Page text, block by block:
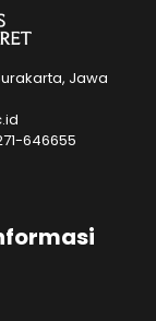
Jawa
646655